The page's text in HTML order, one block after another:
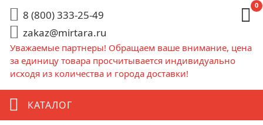
8 (800) 333-25-49
zakaz@mirtara.ru
0
Уважаемые партнеры! Обращаем ваше внимание, цена
за единицу товара просчитывается индивидуально
исходя из количества и города доставки!
КАТАЛОГ